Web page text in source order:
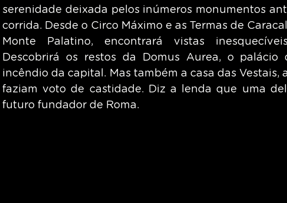
serenidade deixada pelos inúmeros monumentos
corrida. Desde o Circo Máximo e as Termas de
Monte Palatino, encontrará vistas
Descobrirá os restos da Domus Aurea, o
incêndio da capital. Mas também a casa das Vestais,
faziam voto de castidade. Diz a lenda que uma
futuro fundador de Roma.